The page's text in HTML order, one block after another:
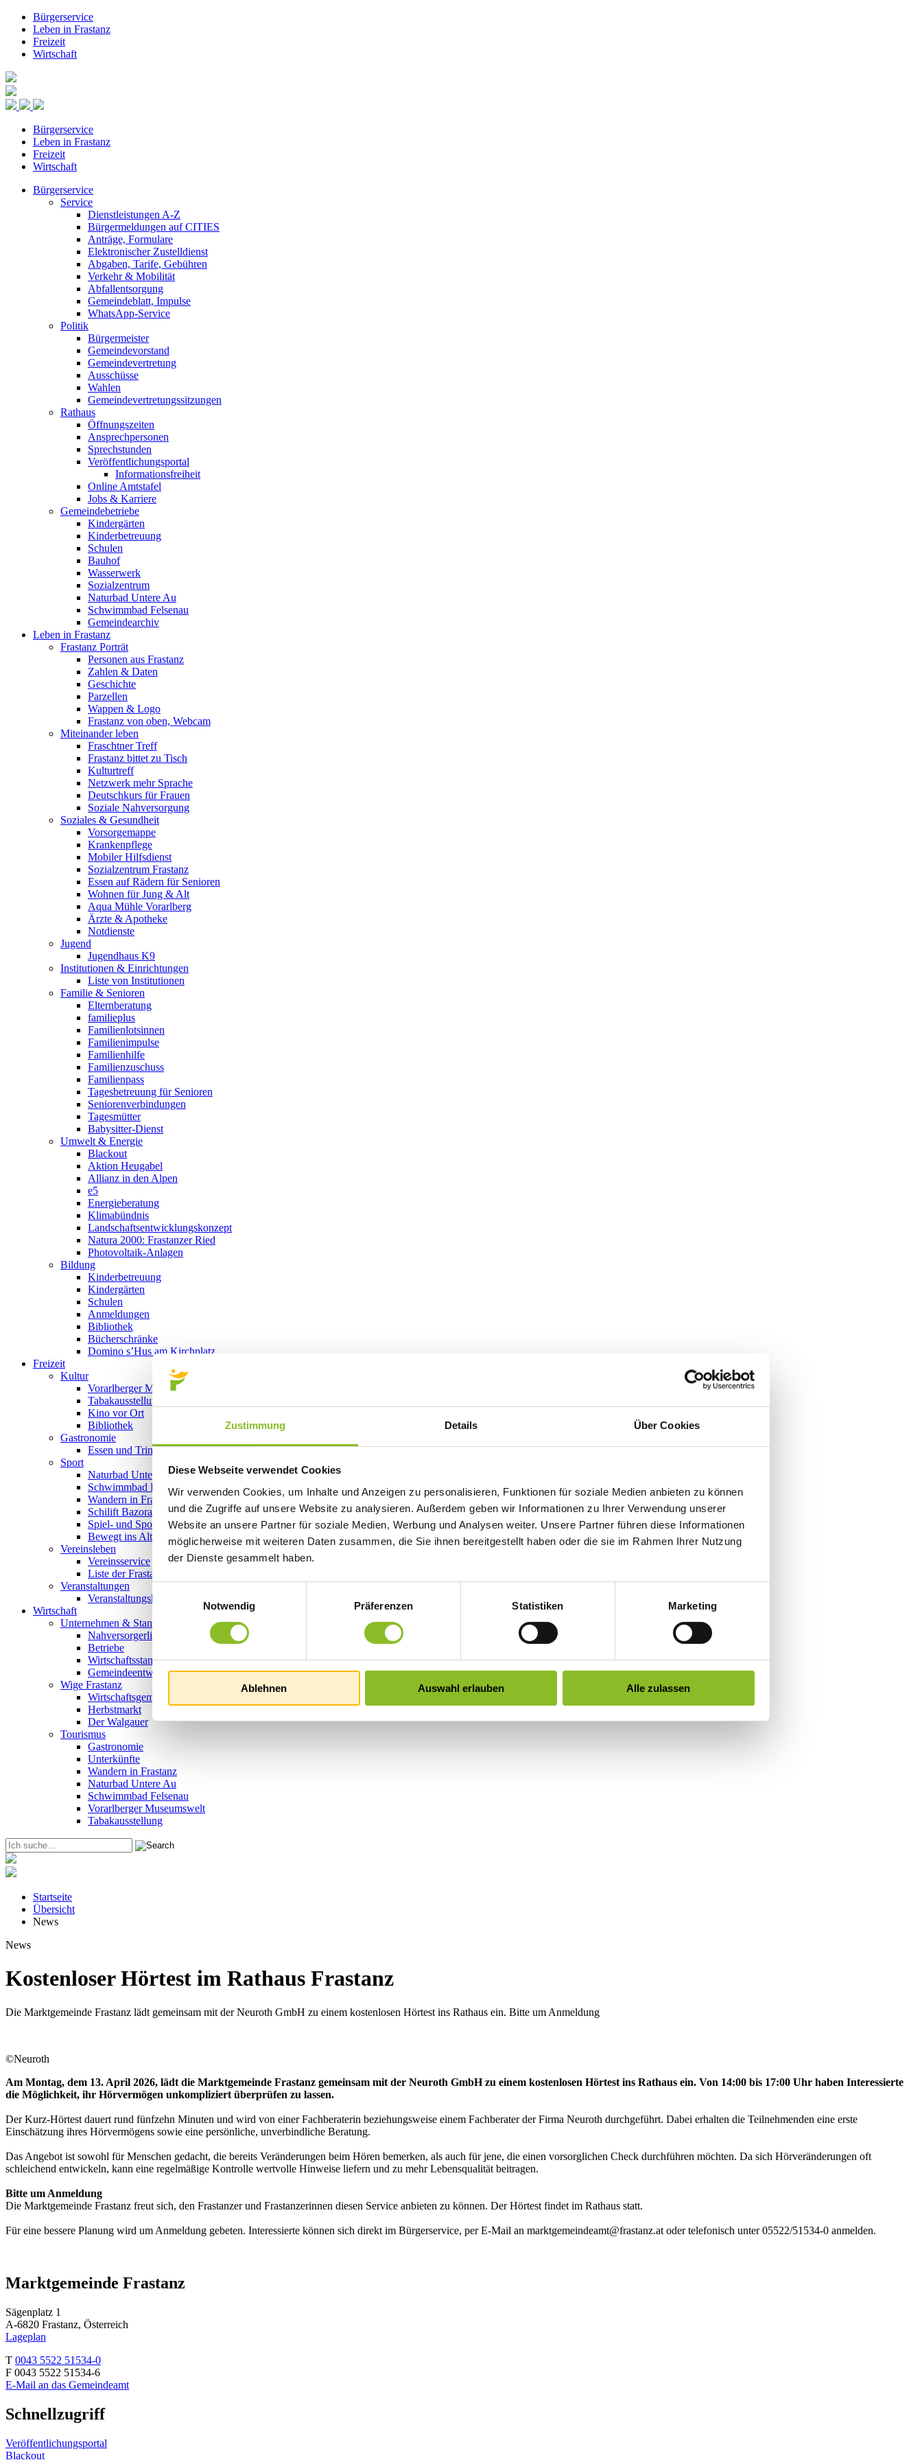
Zustimmung Details Über Cookies
Diese Webseite verwendet Cookies
Wir verwenden Cookies, um Inhalte und Anzeigen zu personalisieren, Funktionen für soziale Medien anbieten zu können
und die Zugriffe auf unsere Website zu analysieren. Außerdem geben wir Informationen zu Ihrer Verwendung unserer
Website an unsere Partner für soziale Medien, Werbung und Analysen weiter. Unsere Partner führen diese Informationen
möglicherweise mit weiteren Daten zusammen, die Sie ihnen bereitgestellt haben oder die sie im Rahmen Ihrer Nutzung
der Dienste gesammelt haben.
Notwendig
Präferenzen Statistiken Marketing
Ablehnen Auswahl erlauben Alle zulassen
Bürgerservice
Leben in Frastanz
Freizeit
Wirtschaft
Bürgerservice
Leben in Frastanz
Freizeit
Wirtschaft
Bürgerservice
Service
Dienstleistungen A-Z
Bürgermeldungen auf CITIES
Anträge, Formulare
Elektronischer Zustelldienst
Abgaben, Tarife, Gebühren
Verkehr & Mobilität
Abfallentsorgung
Gemeindeblatt, Impulse
WhatsApp-Service
Politik
Bürgermeister
Gemeindevorstand
Gemeindevertretung
Ausschüsse
Wahlen
Gemeindevertretungssitzungen
Rathaus
Öffnungszeiten
Ansprechpersonen
Sprechstunden
Veröffentlichungsportal
Informationsfreiheit
Online Amtstafel
Jobs & Karriere
Gemeindebetriebe
Kindergärten
Kinderbetreuung
Schulen
Bauhof
Wasserwerk
Sozialzentrum
Naturbad Untere Au
Schwimmbad Felsenau
Gemeindearchiv
Leben in Frastanz
Frastanz Porträt
Personen aus Frastanz
Zahlen & Daten
Geschichte
Parzellen
Wappen & Logo
Frastanz von oben, Webcam
Miteinander leben
Fraschtner Treff
Frastanz bittet zu Tisch
Kulturtreff
Netzwerk mehr Sprache
Deutschkurs für Frauen
Soziale Nahversorgung
Soziales & Gesundheit
Vorsorgemappe
Krankenpflege
Mobiler Hilfsdienst
Sozialzentrum Frastanz
Essen auf Rädern für Senioren
Wohnen für Jung & Alt
Aqua Mühle Vorarlberg
Ärzte & Apotheke
Notdienste
Jugend
Jugendhaus K9
Institutionen & Einrichtungen
Liste von Institutionen
Familie & Senioren
Elternberatung
familieplus
Familienlotsinnen
Familienimpulse
Familienhilfe
Familienzuschuss
Familienpass
Tagesbetreuung für Senioren
Seniorenverbindungen
Tagesmütter
Babysitter-Dienst
Umwelt & Energie
Blackout
Aktion Heugabel
Allianz in den Alpen
e5
Energieberatung
Klimabündnis
Landschaftsentwicklungskonzept
Natura 2000: Frastanzer Ried
Photovoltaik-Anlagen
Bildung
Kinderbetreuung
Kindergärten
Schulen
Anmeldungen
Bibliothek
Bücherschränke
Domino s’Hus am Kirchplatz
Freizeit
Kultur
Vorarlberger Museumswelt
Tabakausstellung
Kino vor Ort
Bibliothek
Gastronomie
Essen und Trinken in Frastanz
Sport
Naturbad Untere Au
Schwimmbad Felsenau
Wandern in Frastanz
Schilift Bazora
Spiel- und Sportstätten
Bewegt ins Alter
Vereinsleben
Vereinsservice
Liste der Frastanzer Vereine
Veranstaltungen
Veranstaltungskalender
Wirtschaft
Unternehmen & Standort
Nahversorgerliste
Betriebe
Wirtschaftsstandort Frastanz
Gemeindeentwicklung
Wige Frastanz
Wirtschaftsgemeinschaft
Herbstmarkt
Der Walgauer
Tourismus
Gastronomie
Unterkünfte
Wandern in Frastanz
Naturbad Untere Au
Schwimmbad Felsenau
Vorarlberger Museumswelt
Tabakausstellung
Startseite
Übersicht
News
News
Kostenloser Hörtest im Rathaus Frastanz
Die Marktgemeinde Frastanz lädt gemeinsam mit der Neuroth GmbH zu einem kostenlosen Hörtest ins Rathaus ein. Bitte um Anmeldung
©Neuroth
Am Montag, dem 13. April 2026, lädt die Marktgemeinde Frastanz gemeinsam mit der Neuroth GmbH zu einem kostenlosen Hörtest ins Rathaus ein. Von 14:00 bis 17:00 Uhr haben Interessierte
die Möglichkeit, ihr Hörvermögen unkompliziert überprüfen zu lassen.
Der Kurz-Hörtest dauert rund fünfzehn Minuten und wird von einer Fachberaterin beziehungsweise einem Fachberater der Firma Neuroth durchgeführt. Dabei erhalten die Teilnehmenden eine erste
Einschätzung ihres Hörvermögens sowie eine persönliche, unverbindliche Beratung.
Das Angebot ist sowohl für Menschen gedacht, die bereits Veränderungen beim Hören bemerken, als auch für jene, die einen vorsorglichen Check durchführen möchten. Da sich Hörveränderungen oft
schleichend entwickeln, kann eine regelmäßige Kontrolle wertvolle Hinweise liefern und zu mehr Lebensqualität beitragen.
Bitte um Anmeldung
Die Marktgemeinde Frastanz freut sich, den Frastanzer und Frastanzerinnen diesen Service anbieten zu können. Der Hörtest findet im Rathaus statt.
Für eine bessere Planung wird um Anmeldung gebeten. Interessierte können sich direkt im Bürgerservice, per E‑Mail an marktgemeindeamt@frastanz.at oder telefonisch unter 05522/51534‑0 anmelden.
Marktgemeinde Frastanz
Sägenplatz 1
A-6820 Frastanz, Österreich
Lageplan
T 0043 5522 51534-0
F 0043 5522 51534-6
E-Mail an das Gemeindeamt
Schnellzugriff
Veröffentlichungsportal
Blackout